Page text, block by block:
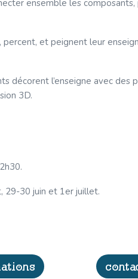
ensemble les
et peignent leur
décorent l’enseigne avec des
3D.
29-30 juin et 1er juillet.